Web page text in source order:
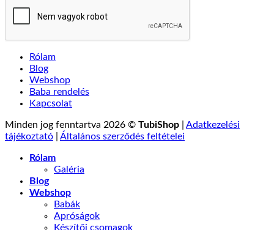
Rólam
Blog
Webshop
Baba rendelés
Kapcsolat
Minden jog fenntartva 2026 © TubiShop
Adatkezelési
tájékoztató
Általános szerződés feltételei
Rólam
Galéria
Blog
Webshop
Babák
Apróságok
Készítői csomagok